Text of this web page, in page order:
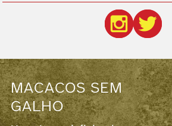
MACACOS SEM
GALHO